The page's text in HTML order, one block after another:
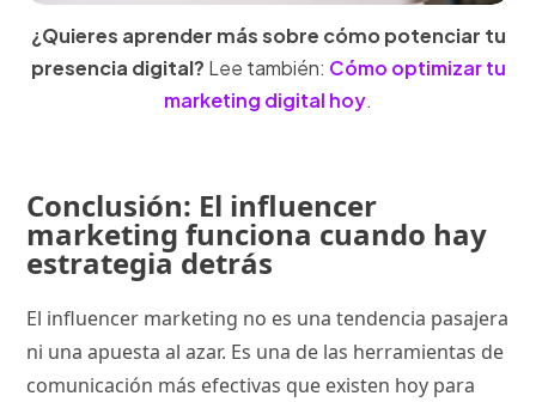
¿Quieres aprender más sobre cómo potenciar tu
presencia digital? Lee también: Cómo optimizar tu
marketing digital hoy.
Conclusión: El influencer
marketing funciona cuando hay
estrategia detrás
El influencer marketing no es una tendencia pasajera
ni una apuesta al azar. Es una de las herramientas de
comunicación más efectivas que existen hoy para